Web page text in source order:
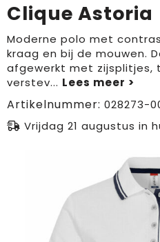
Snoep
Promo
Notitieboekjes
Papier
Glazen en karaffen
Merken
Sportkleding
Overig textiel
Sport & vrije tijd
Rugzakken
Clique Astoria
Moderne polo met
kraag en bij de mouwen.
afgewerkt met zijsplitjes,
verstev...
Artikelnummer: 028273-
Vrijdag 21 augustus in